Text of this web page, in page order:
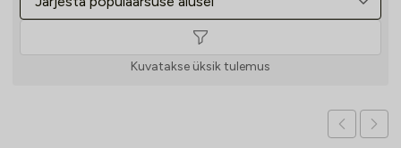
Kuvatakse üksik tulemus